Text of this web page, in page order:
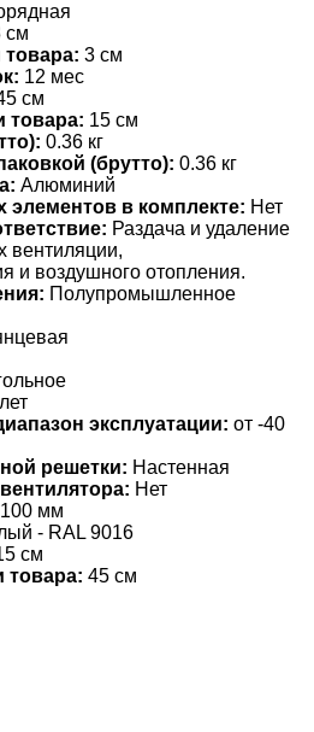
см
товара: 3 см
12 мес
см
товара: 15 см
0.36 кг
(брутто): 0.36 кг
Алюминий
элементов в комплекте: Нет
Раздача и удаление
вентиляции,
и воздушного отопления.
Полупромышленное
эксплуатации: от -40
решетки: Настенная
Нет
мм
- RAL 9016
см
товара: 45 см